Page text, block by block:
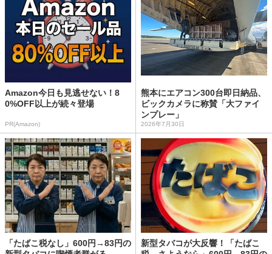
Amazon今日も見逃せない！8
0%OFF以上が続々登場
PR(Amazon)
熊本にエアコン300台即日納品、
ビックカメラに称賛「大ファイ
ンプレー」
2026年7月30日
「たばこ税なし」600円→83円の
新型タバコが大反響！「たばこ